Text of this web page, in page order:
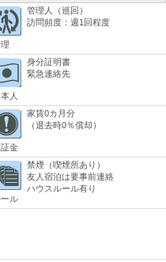
管理人（巡回）
訪問頻度：週1回程度
人
身分証明書
緊急連絡先
金
家賃0カ月分
（退去時0％償却）
ール
禁煙（喫煙所あり）
友人宿泊は要事前連絡
ハウスルール有り